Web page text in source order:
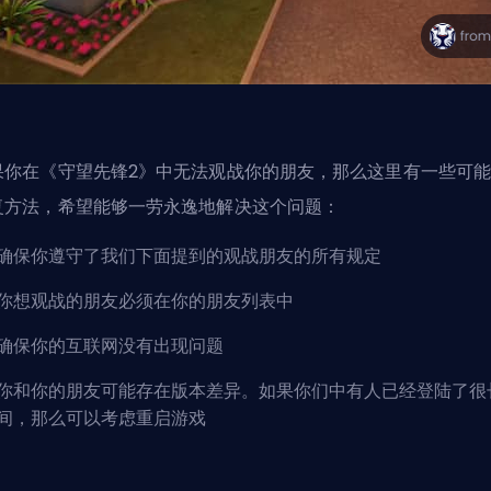
在《守望先锋2》中无法观战你的朋友，那么这里有一些可
法，希望能够一劳永逸地解决这个问题：
保你遵守了我们下面提到的观战朋友的所有规定
想观战的朋友必须在你的朋友列表中
保你的互联网没有出现问题
和你的朋友可能存在版本差异。如果你们中有人已经登陆了
，那么可以考虑重启游戏